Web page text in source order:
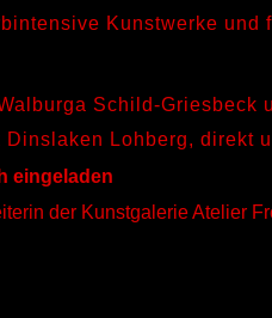
Kunstwerke und
Schild-Griesbeck
Lohberg, direkt
eingeladen
der Kunstgalerie Atelier